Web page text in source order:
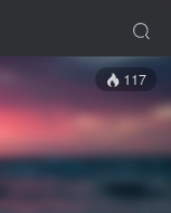
117